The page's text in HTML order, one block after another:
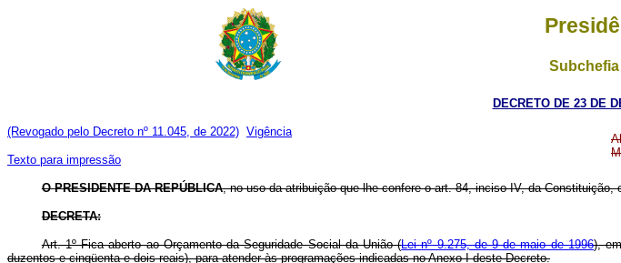
DECRETO DE 23 DE
(Revogado pelo Decreto nº 11.045, de 2022) Vigência
Texto para impressão
O PRESIDENTE DA REPÚBLICA, no uso da atribuição que lhe confere o art. 84, inciso IV, da
DECRETA:
Art. 1º Fica aberto ao Orçamento da Seguridade Social da União (Lei nº 9.275, de 9 de maio de 1996),
duzentos e cinqüenta e dois reais), para atender às programações indicadas no Anexo I deste Decreto.